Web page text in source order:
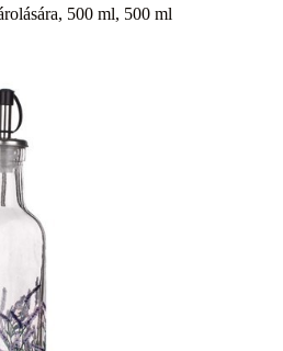
500 ml, 500 ml